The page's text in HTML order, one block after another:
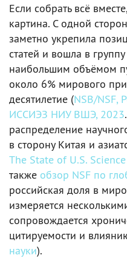
Если собрать всё
картина. С одной
заметно укрепила
статей и вошла в
наибольшим объёмом
около 6% мирового
десятилетие (NSB/NSF,
ИССИЭЗ НИУ ВШЭ, 2023
распределение
в сторону Китая и
The State of U.S.
также обзор NSF по
российская доля в
измеряется
сопровождается
цитируемости и
науки).